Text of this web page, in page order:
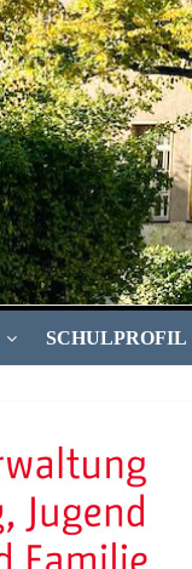
SCHULPROFIL